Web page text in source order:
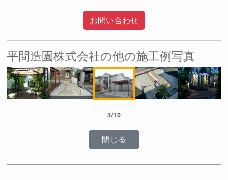
お問い合わせ
平間造園株式会社の他の施工例写真
3/10